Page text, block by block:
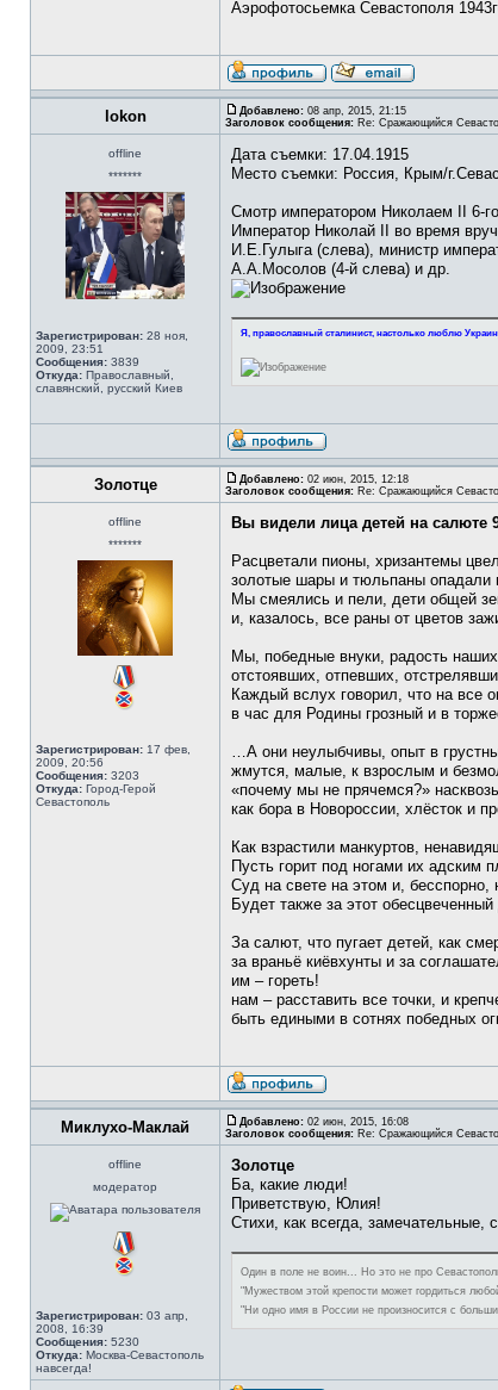
Аэрофотосьемка Севастополя
lokon Добавлено: 08 апр, 2015, 21:15
Заголовок сообщения: Re: Сражающийся
offline
*******
Зарегистрирован: 28 ноя,
2009, 23:51
Сообщения: 3839
Откуда: Православный,
славянский, русский Киев
Дата съемки: 17.04.1915
Место съемки: Россия, Крым/
Смотр императором Николаем II 6-
Император Николай II во время
И.Е.Гулыга (слева), министр
А.А.Мосолов (4-й слева) и др.
Я, православный сталинист, настолько люблю
Золотце Добавлено: 02 июн, 2015, 12:18
Заголовок сообщения: Re: Сражающийся
offline
*******
Зарегистрирован: 17 фев,
2009, 20:56
Сообщения: 3203
Откуда: Город-Герой
Севастополь
Вы видели лица детей на салюте
Расцветали пионы, хризантемы
золотые шары и тюльпаны опадали
Мы смеялись и пели, дети общей
и, казалось, все раны от цветов
Мы, победные внуки, радость
отстоявших, отпевших,
Каждый вслух говорил, что на все
в час для Родины грозный и в
…А они неулыбчивы, опыт в
жмутся, малые, к взрослым и
«почему мы не прячемся?»
как бора в Новороссии, хлёсток и
Как взрастили манкуртов,
Пусть горит под ногами их адским
Суд на свете на этом и, бесспорно,
Будет также за этот обесцвеченный
За салют, что пугает детей, как
за враньё киёвхунты и за
им – гореть!
нам – расставить все точки, и
быть едиными в сотнях победных
Миклухо-Маклай Добавлено: 02 июн, 2015, 16:08
Заголовок сообщения: Re: Сражающийся
offline
модератор
Зарегистрирован: 03 апр,
2008, 16:39
Сообщения: 5230
Откуда: Москва-Севастополь
навсегда!
Золотце
Ба, какие люди!
Приветствую, Юлия!
Стихи, как всегда, замечательные,
Один в поле не воин... Но это не про
"Мужеством этой крепости может гордиться
"Ни одно имя в России не произносится с